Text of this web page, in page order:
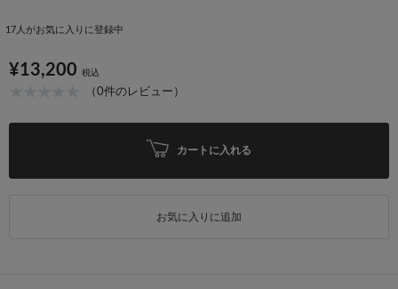
17 人がお気に入りに登録中
¥13,200 税込
（0件のレビュー）
カートに入れる
お気に入りに追加